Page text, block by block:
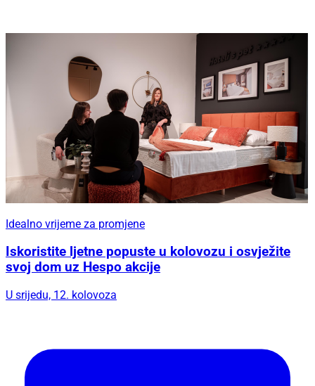
Idealno vrijeme za promjene
Iskoristite ljetne popuste u kolovozu i osvježite
svoj dom uz Hespo akcije
U srijedu, 12. kolovoza